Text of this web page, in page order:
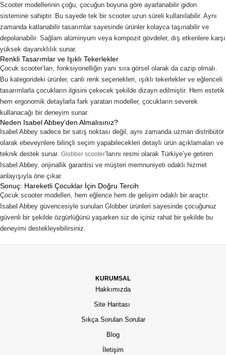
Scooter modellerinin çoğu, çocuğun boyuna göre ayarlanabilir gidon
sistemine sahiptir. Bu sayede tek bir scooter uzun süreli kullanılabilir. Aynı
zamanda katlanabilir tasarımlar sayesinde ürünler kolayca taşınabilir ve
depolanabilir. Sağlam alüminyum veya kompozit gövdeler, dış etkenlere karşı
yüksek dayanıklılık sunar.
Renkli Tasarımlar ve Işıklı Tekerlekler
Çocuk scooter’ları, fonksiyonelliğin yanı sıra görsel olarak da cazip olmalı.
Bu kategorideki ürünler, canlı renk seçenekleri, ışıklı tekerlekler ve eğlenceli
tasarımlarla çocukların ilgisini çekecek şekilde dizayn edilmiştir. Hem estetik
hem ergonomik detaylarla fark yaratan modeller, çocukların severek
kullanacağı bir deneyim sunar.
Neden Isabel Abbey’den Almalısınız?
Isabel Abbey sadece bir satış noktası değil, aynı zamanda uzman distribütör
olarak ebeveynlere bilinçli seçim yapabilecekleri detaylı ürün açıklamaları ve
teknik destek sunar. Globber scooter’larını resmi olarak Türkiye’ye getiren
Isabel Abbey, orijinallik garantisi ve müşteri memnuniyeti odaklı hizmet
anlayışıyla öne çıkar.
Sonuç: Hareketli Çocuklar İçin Doğru Tercih
Çocuk scooter modelleri, hem eğlence hem de gelişim odaklı bir araçtır.
Isabel Abbey güvencesiyle sunulan Globber ürünleri sayesinde çocuğunuz
güvenli bir şekilde özgürlüğünü yaşarken siz de içiniz rahat bir şekilde bu
deneyimi destekleyebilirsiniz.
KURUMSAL
Hakkımızda
Site Haritası
Sıkça Sorulan Sorular
Blog
İletişim